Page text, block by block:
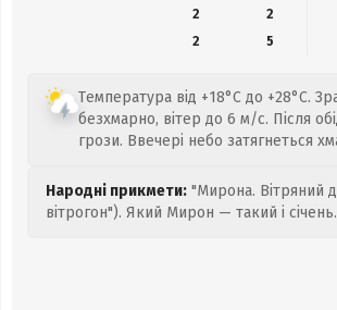
2
2
2
5
Температура від +18°C до +28°C.
безхмарно, вітер до 6 м/с. Після
грози. Ввечері небо затягнеться
Народні прикмети: "Мирона. Вітряний
вітрогон"). Який Мирон — такий і